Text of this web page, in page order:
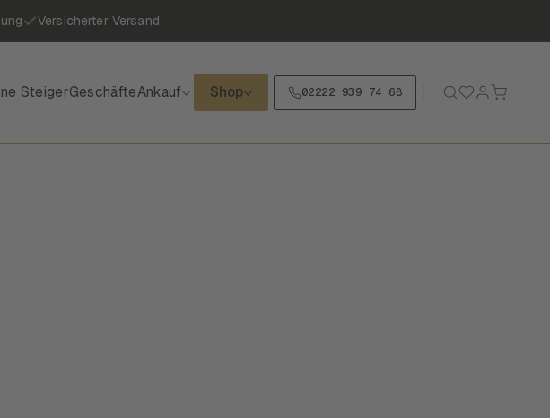
Versicherter Versand
SteigerGeschäfteAnkauf Shop 02222 939 74 68